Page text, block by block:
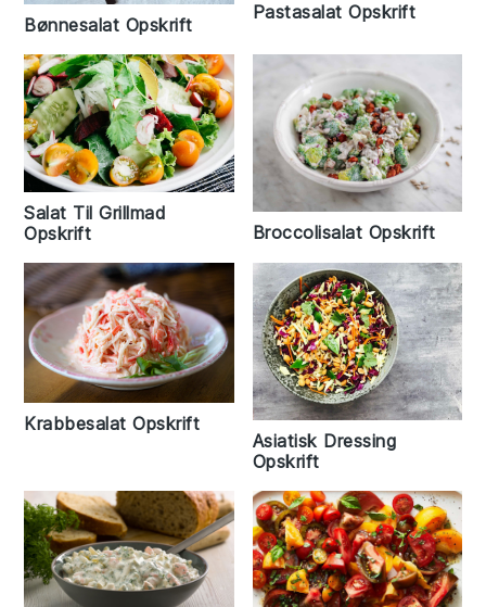
Bønnesalat Opskrift
Pastasalat Opskrift
Salat Til Grillmad
Opskrift
Broccolisalat Opskrift
Krabbesalat Opskrift
Asiatisk Dressing
Opskrift